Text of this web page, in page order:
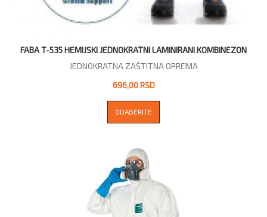
FABA T-535 HEMIJSKI JEDNOKRATNI LAMINIRANI KOMBINEZON
JEDNOKRATNA ZAŠTITNA OPREMA
696,00 RSD
ODABERITE